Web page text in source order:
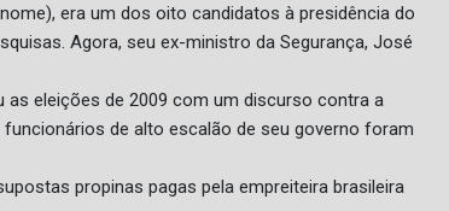
era um dos oito candidatos à presidência do
Agora, seu ex-ministro da Segurança, José
as eleições de 2009 com um discurso contra a
de alto escalão de seu governo foram
propinas pagas pela empreiteira brasileira